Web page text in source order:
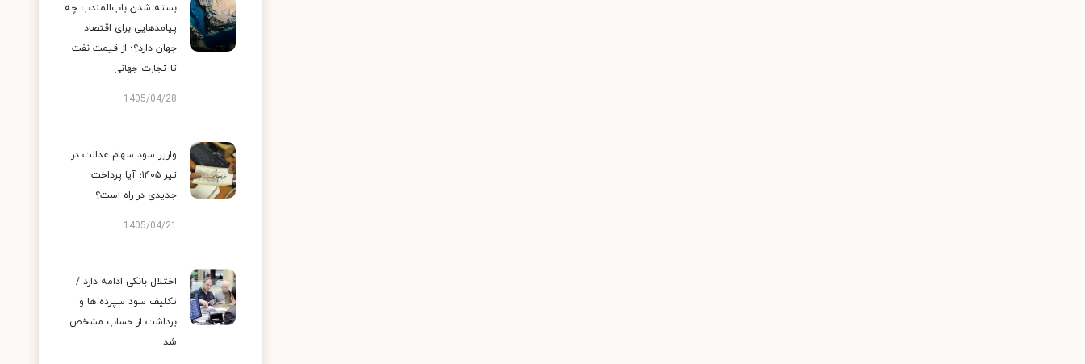
بسته شدن باب‌المندب چه
پیامدهایی برای اقتصاد
جهان دارد؟؛ از قیمت نفت
تا تجارت جهانی
1405/04/28
واریز سود سهام عدالت در
تیر ۱۴۰۵؛ آیا پرداخت
جدیدی در راه است؟
1405/04/21
اختلال بانکی ادامه دارد /
تکلیف سود سپرده ها و
برداشت از حساب مشخص
شد